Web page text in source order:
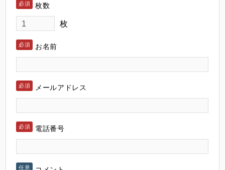
枚数
枚
お名前
メールアドレス
電話番号